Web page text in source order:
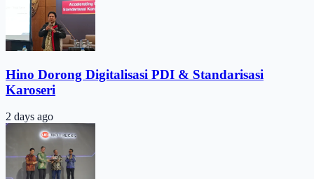
Hino Dorong Digitalisasi PDI & Standarisasi
Karoseri
2 days ago